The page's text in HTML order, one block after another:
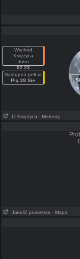
Wschód
Księżyca
Jutro
02:23
Następna pełnia
Pią 28 Sie
O Księżycu - Meteory
Jakość powietrza - Mapa